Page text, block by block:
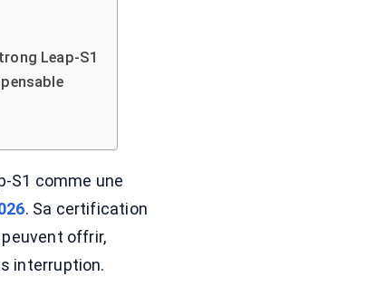
Leap-S1
S1 comme une
. Sa certification
offrir,
interruption.